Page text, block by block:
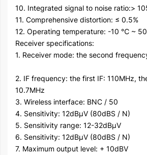
10. Integrated signal to noise ratio:>
11. Comprehensive
12. Operating temperature: -10 ℃ ~
Receiver specifications:
1. Receiver mode: the second
2. IF frequency: the first IF: 110MHz,
10.7MHz
3. Wireless interface:
4. Sensitivity: 12dBμV (80dBS / N)
5. Sensitivity range: 12-32dBμV
6. Sensitivity: 12dBμV (80dBS / N)
7. Maximum output level: + 10dBV